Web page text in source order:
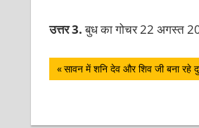
उत्तर 3.बुध का गोचर 22 अगस्त
पोस्ट
Previous
Post:
सावन में शनि देव और शिव जी बना रहे